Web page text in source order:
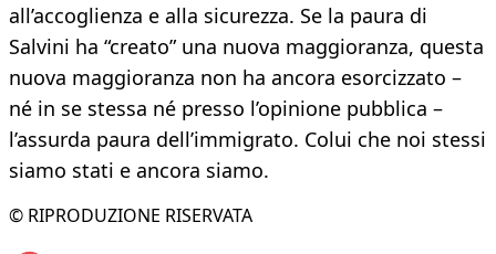
all’accoglienza e alla sicurezza. Se la paura di
Salvini ha “creato” una nuova maggioranza, questa
nuova maggioranza non ha ancora esorcizzato –
né in se stessa né presso l’opinione pubblica –
l’assurda paura dell’immigrato. Colui che noi stessi
siamo stati e ancora siamo.
© RIPRODUZIONE RISERVATA